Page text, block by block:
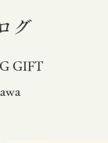
グ
GIFT